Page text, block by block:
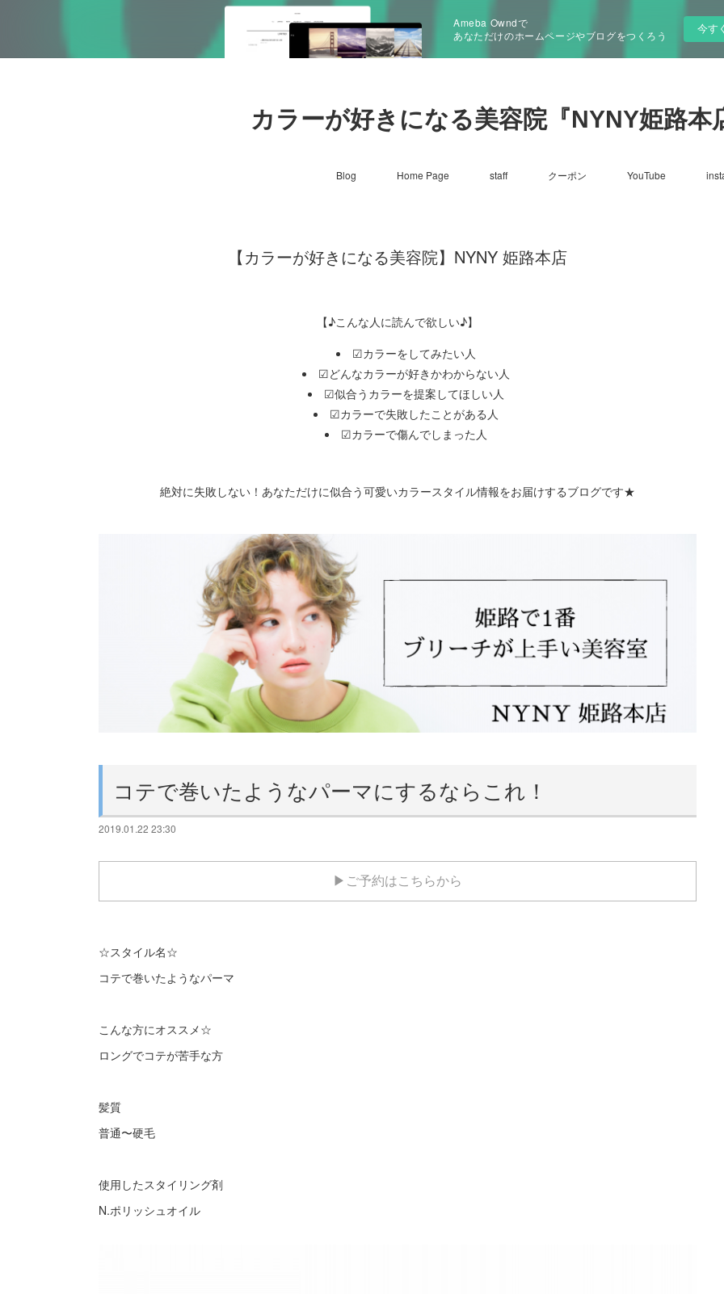
Ameba Owndで
あなただけのホームページやブログをつくろう
今す
カラーが好きになる美容院『NYNY姫路本
Blog Home Page staff クーポン YouTube
【カラーが好きになる美容院】NYNY 姫路本店
【♪こんな人に読んで欲しい♪】
☑カラーをしてみたい人
☑どんなカラーが好きかわからない人
☑似合うカラーを提案してほしい人
☑カラーで失敗したことがある人
☑カラーで傷んでしまった人
絶対に失敗しない！あなただけに似合う可愛いカラースタイル情報をお届けするブログです★
コテで巻いたようなパーマにするならこれ！
2019.01.22 23:30
▶ご予約はこちらから
☆スタイル名☆
コテで巻いたようなパーマ
こんな方にオススメ☆
ロングでコテが苦手な方
髪質
普通〜硬毛
使用したスタイリング剤
N.ポリッシュオイル